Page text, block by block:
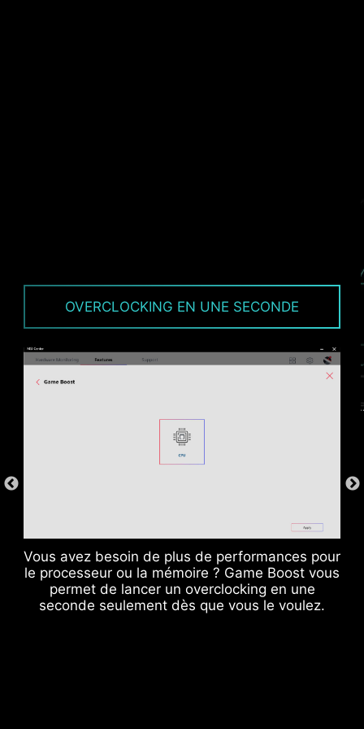
OVERCLOCKING EN UNE SECONDE
Vous avez besoin de plus de performances pour
le processeur ou la mémoire ? Game Boost vous
permet de lancer un overclocking en une
seconde seulement dès que vous le voulez.
de ses cartes mères.
CPU / PWM IC